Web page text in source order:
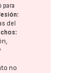
para
del
no